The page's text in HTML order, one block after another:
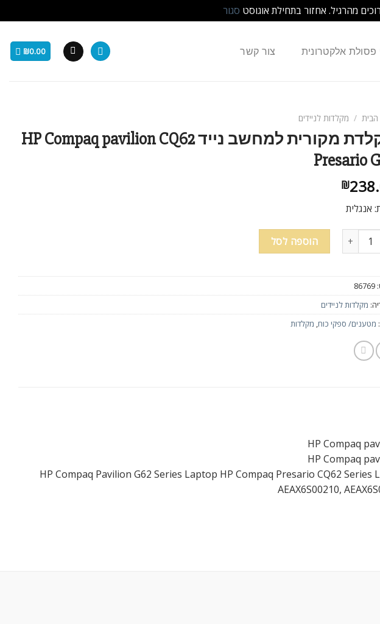
מהרגיל. אחזור בתחילת אוגוסט סגור
פסולת אלקטרונית צור קשר ₪0.00
הבית / מקלדות לניידים
מקלדת מקורית למחשב נייד HP Compaq pavilion CQ62
Presario
₪
אנגלית
הוספה לסל
86769
מקלדות לניידים
מטענים/ ספקי כוח, מקלדות
HP Compaq Pavilion G62 Series Laptop HP Compaq Presario CQ62 Series
AEAX6S00210,